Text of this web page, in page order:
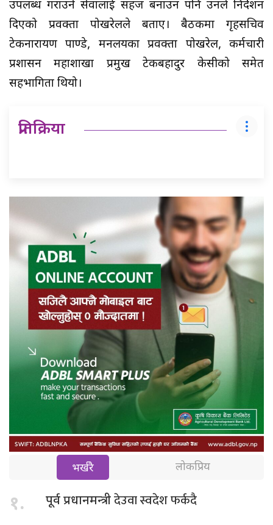
उपलब्ध गराउने सेवालाई सहज बनाउन पनि उनले निर्देशन
दिएको प्रवक्ता पोखरेलले बताए। बैठकमा गृहसचिव
टेकनारायण पाण्डे, मन्त्रालयका प्रवक्ता पोखरेल, कर्मचारी
प्रशासन महाशाखा प्रमुख टेकबहादुर केसीको समेत
सहभागिता थियो।
प्रतिक्रिया
भर्खरै लोकप्रिय
१. पूर्व प्रधानमन्त्रीदेउवा स्वदेश फर्कदै